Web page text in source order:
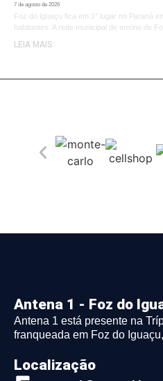
7 de agosto de 2026
Foz do Iguaçu fica em 1° lugar no Paraná
habitantes. A rede municipal de ensino de
LEIA MAIS
Antena 1 - Foz do
Antena 1 está presente na
franqueada em Foz do
Localização